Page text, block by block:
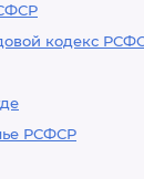
кодекс
РСФСР